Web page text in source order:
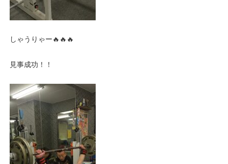
しゃうりゃー🔥🔥🔥
見事成功！！